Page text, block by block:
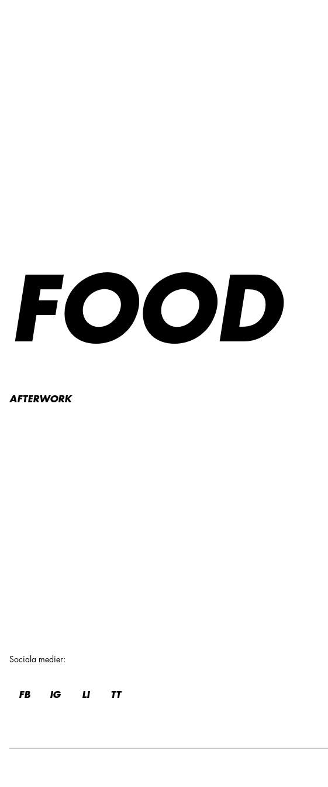
FOOD
AFTERWORK
Sociala medier:
FB IG LI TT